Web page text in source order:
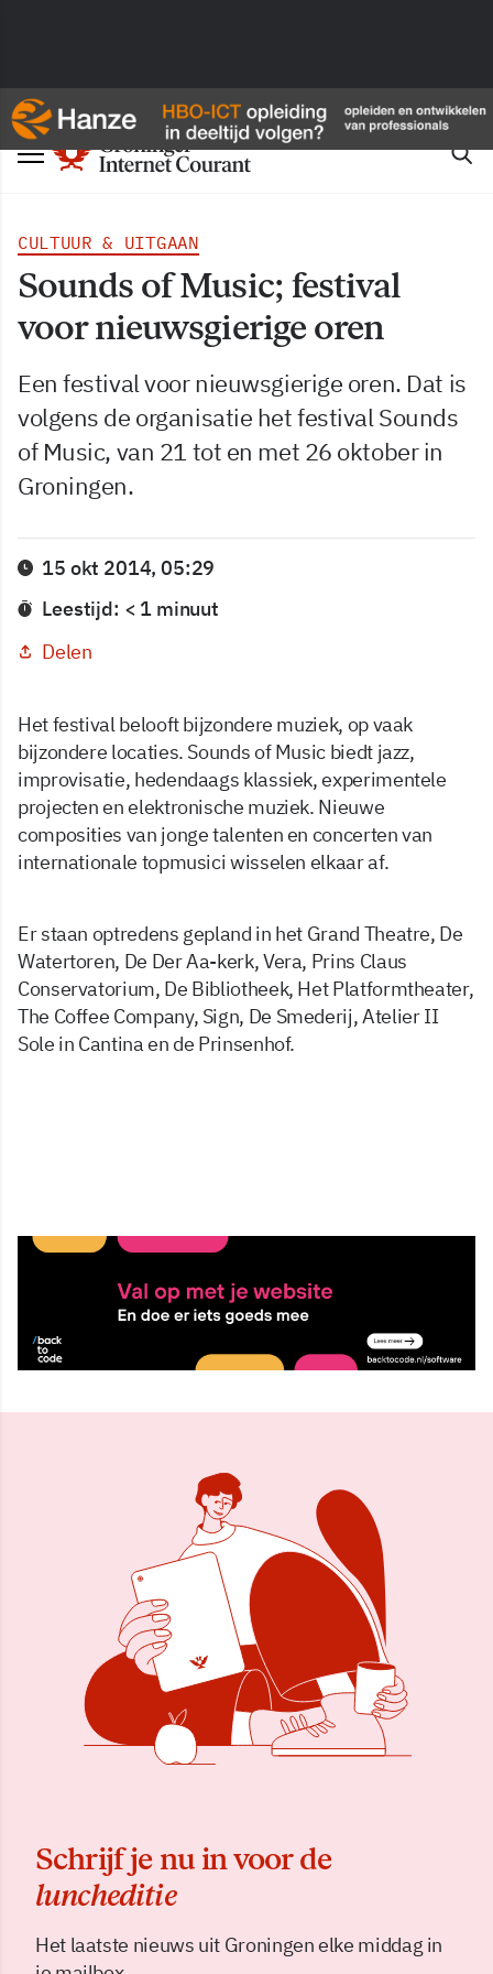
CULTUUR & UITGAAN
Sounds of Music; festival
voor nieuwsgierige oren
Een festival voor nieuwsgierige oren. Dat is
volgens de organisatie het festival Sounds
of Music, van 21 tot en met 26 oktober in
Groningen.
15 okt 2014, 05:29
Leestijd: < 1 minuut
Delen
Het festival belooft bijzondere muziek, op vaak
bijzondere locaties. Sounds of Music biedt jazz,
improvisatie, hedendaags klassiek, experimentele
projecten en elektronische muziek. Nieuwe
composities van jonge talenten en concerten van
internationale topmusici wisselen elkaar af.
Er staan optredens gepland in het Grand Theatre, De
Watertoren, De Der Aa-kerk, Vera, Prins Claus
Conservatorium, De Bibliotheek, Het Platformtheater,
The Coffee Company, Sign, De Smederij, Atelier II
Sole in Cantina en de Prinsenhof.
15 okt 2014, 05:29
Delen
Schrijf je nu in voor de
luncheditie
Het laatste nieuws uit Groningen elke middag in